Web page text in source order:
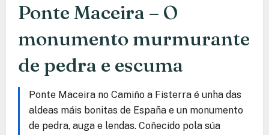
Ponte Maceira – O
monumento murmurante
de pedra e escuma
Ponte Maceira no Camiño a Fisterra é unha das
aldeas máis bonitas de España e un monumento
de pedra, auga e lendas. Coñecido pola súa